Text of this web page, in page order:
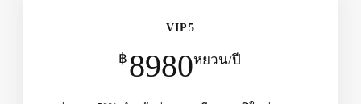
VIP5
฿ 8980หยวน/ปี